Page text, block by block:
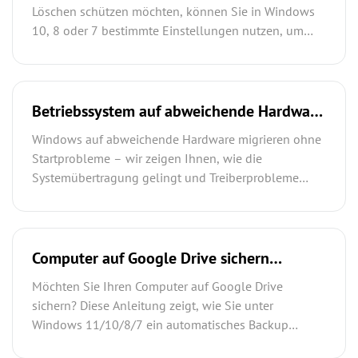
Daten
Löschen schützen möchten, können Sie in Windows
10, 8 oder 7 bestimmte Einstellungen nutzen, um
erfahren Sie Schritt für Schritt, wie Sie Ihre Dateien
können.
Betriebssystem auf abweichende Hardware
migrieren und wiederherstellen – Schritt
für Schritt erklärt
Windows auf abweichende Hardware migrieren ohne
Startprobleme – wir zeigen Ihnen, wie die
Systemübertragung gelingt und Treiberprobleme
Computer auf Google Drive sichern
(Windows 11/10/8/7) – Automatisches
Backup Schritt für Schritt
Möchten Sie Ihren Computer auf Google Drive
sichern? Diese Anleitung zeigt, wie Sie unter
Windows 11/10/8/7 ein automatisches Backup